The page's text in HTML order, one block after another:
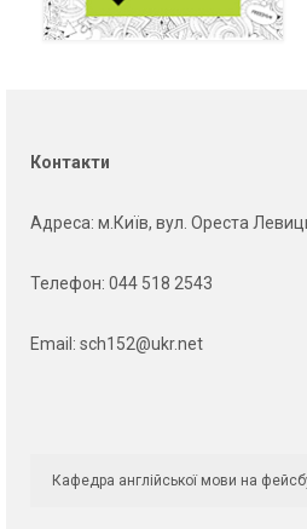
Контакти
Адреса: м.Київ, вул. Ореста
Телефон: 044 518 2543
Email: sch152@ukr.net
Кафедра англійської мови на